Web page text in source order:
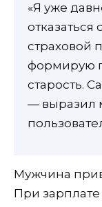
«Я уже
страховой
формирую
старость.
— выразил
Мужчина
При зарплате